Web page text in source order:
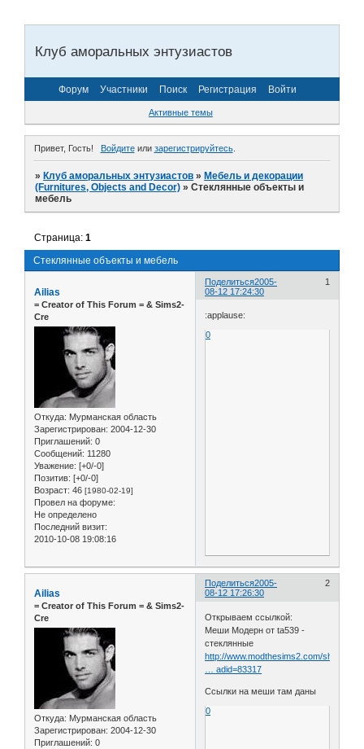
Клуб аморальных энтузиастов
Форум Участники Поиск Регистрация Войти
Активные темы
Привет, Гость! Войдитеили зарегистрируйтесь.
»Клуб аморальных энтузиастов »Мебель и декорации
(Furnitures, Objects and Decor) »Стеклянные объекты и
мебель
Стеклянные объекты и мебель
Страница:1
Поделиться 1
2005-
08-12 17:24:30
Ailias
= Сreator of This Forum = & Sims2-
Cre
Откуда: Мурманская область
Зарегистрирован: 2004-12-30
Приглашений: 0
Сообщений: 11280
Уважение: [+0/-0]
Позитив: [+0/-0]
Возраст: 46 [1980-02-19]
Провел на форуме:
Не определено
Последний визит:
2010-10-08 19:08:16
:applause:
0
Поделиться 2
2005-
08-12 17:26:30
Ailias
= Сreator of This Forum = & Sims2-
Cre
Откуда: Мурманская область
Зарегистрирован: 2004-12-30
Приглашений: 0
Открываем ссылкой:
Меши Модерн от ta539 -
стеклянные
http://www.modthesims2.com/
… adid=83317
Ссылки на меши там даны
0